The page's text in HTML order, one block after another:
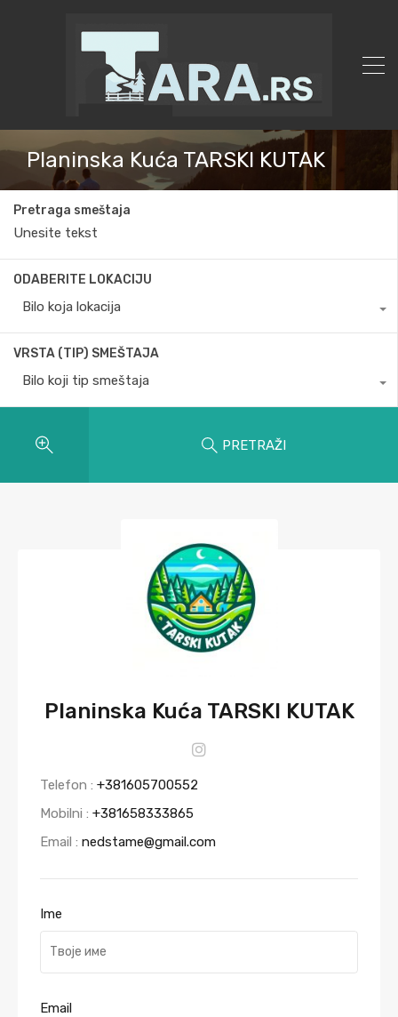
Planinska Kuća TARSKI KUTAK
Pretraga smeštaja
ODABERITE LOKACIJU
Bilo koja lokacija
VRSTA (TIP) SMEŠTAJA
Bilo koji tip smeštaja
PRETRAŽI
Planinska Kuća TARSKI KUTAK
Telefon : +381605700552
Mobilni : +381658333865
Email : nedstame@gmail.com
Ime
Email